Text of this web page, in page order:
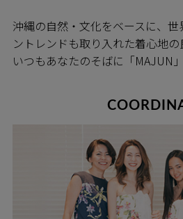
沖縄の自然・文化をベースに、
ントレンドも取り入れた着心地の
いつもあなたのそばに「MAJUN